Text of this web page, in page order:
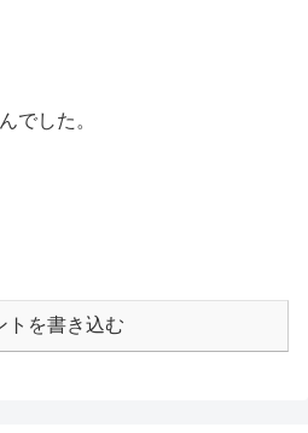
でした。
トを書き込む